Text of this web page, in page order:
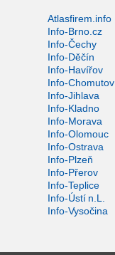
Atlasfirem.info
Info-Brno.cz
Info-Čechy
Info-Děčín
Info-Havířov
Info-Chomutov
Info-Jihlava
Info-Kladno
Info-Morava
Info-Olomouc
Info-Ostrava
Info-Plzeň
Info-Přerov
Info-Teplice
Info-Ústí n.L.
Info-Vysočina